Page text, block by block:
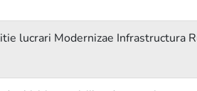
lucrari Modernizae Infrastructura